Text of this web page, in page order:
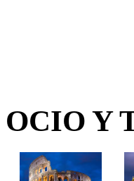
OCIO Y